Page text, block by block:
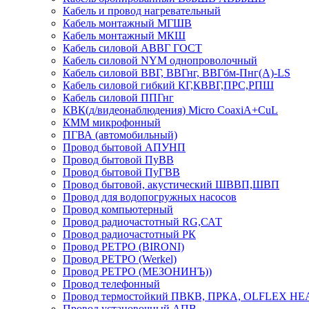
Кабель и провод нагревательный
Кабель монтажный МГШВ
Кабель монтажный МКШ
Кабель силовой АВВГ ГОСТ
Кабель силовой NYM однопроволочный
Кабель силовой ВВГ, ВВГнг, ВВГбм-Пнг(А)-LS
Кабель силовой гибкий КГ,КВВГ,ПРС,РПШ
Кабель силовой ППГнг
КВК(д/видеонаблюдения) Micro CoaxiA+CuL
КММ микрофонный
ПГВА (автомобильный)
Провод бытовой АПУНП
Провод бытовой ПуВВ
Провод бытовой ПуГВВ
Провод бытовой, акустический ШВВП,ШВП
Провод для водопогружных насосов
Провод компьютерный
Провод радиочастотный RG,САТ
Провод радиочастотный РК
Провод РЕТРО (BIRONI)
Провод РЕТРО (Werkel)
Провод РЕТРО (МЕЗОНИНЪ))
Провод телефонный
Провод термостойкий ПВКВ, ПРКА, OLFLEX